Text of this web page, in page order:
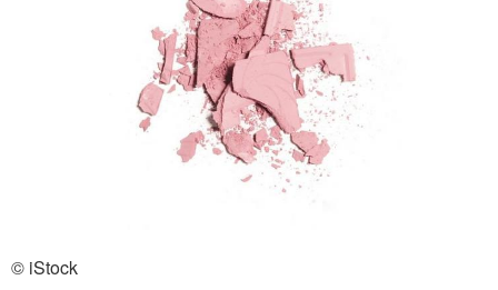
© iStock